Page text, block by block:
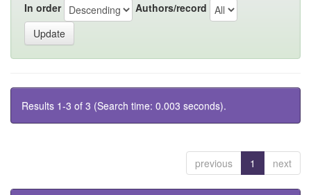
In order Authors/record
Results 1-3 of 3 (Search time: 0.003 seconds).
previous 1 next